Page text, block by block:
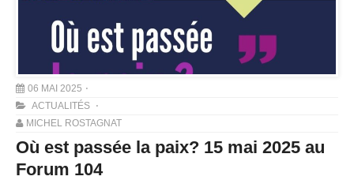
06 MAI 2025
ACTUALITÉS
MICHEL ROSTAGNAT
Où est passée la paix? 15 mai 2025 au
Forum 104